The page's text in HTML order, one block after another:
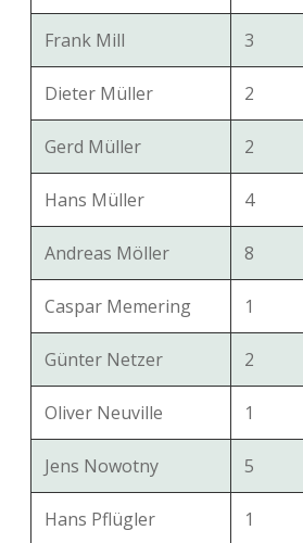
Frank Mill 3
Dieter Müller 2
Gerd Müller 2
Hans Müller 4
Andreas Möller 8
Caspar Memering 1
Günter Netzer 2
Oliver Neuville 1
Jens Nowotny 5
Hans Pflügler 1